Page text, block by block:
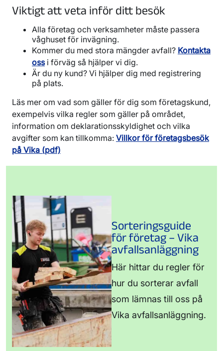
Kundservice
För frågor om:
hyra av container
transportbeställning
verksamhetsavfall.
Telefon:0150- 579 52
Mejladress:
Direktkontakter
Farligt avfall:Johan Berggren,0150-778
85
Förorenad jord- och specialavfall:Anders
Lindberg,
Vika avfallsanläggning och återvinningscentral
641 96 Katrineholm
Hitta till Vika avfallsanläggning (Google maps)
Viktigt att veta inför ditt besök
Alla företag och verksamheter måste passera
våghuset för invägning.
Kommer du med stora mängder avfall? Kontakta
ossi förväg så hjälper vi dig.
Är du ny kund? Vi hjälper dig med registrering
på plats.
Läs mer om vad som gäller för dig som företagskund,
exempelvis vilka regler som gäller på området,
information om deklarationsskyldighet och vilka
avgifter som kan tillkomma: Villkor för företagsbesök
på Vika (pdf)
Sorteringsguide
för företag – Vika
avfallsanläggning
Här hittar du regler för
hur du sorterar avfall
som lämnas till oss på
Vika avfallsanläggning.